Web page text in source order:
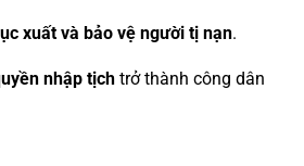
xuất và bảo vệ người tị nạn.
nhập tịchtrở thành công dân